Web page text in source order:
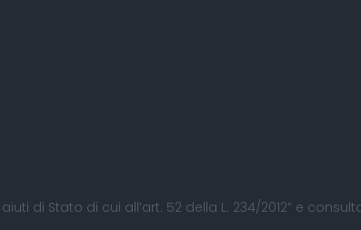
di Stato di cui all’art. 52 della L. 234/2012” e